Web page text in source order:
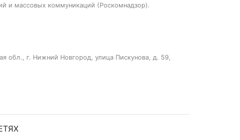
и массовых коммуникаций (Роскомнадзор).
обл., г. Нижний Новгород, улица Пискунова, д. 59,